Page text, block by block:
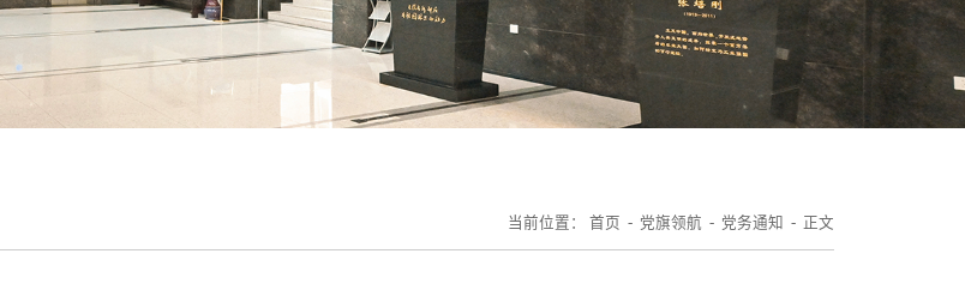
当前位置： 首页 - 党旗领航 - 党务通知 - 正文